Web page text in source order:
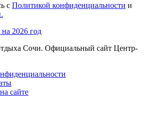
с Политикой конфиденциальности и
2026 год
Сочи. Официальный сайт Центр-
сайте